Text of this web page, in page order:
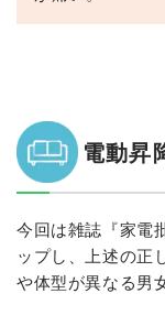
電動昇
今回は雑誌『家電
ップし、上述の正
や体型が異なる男